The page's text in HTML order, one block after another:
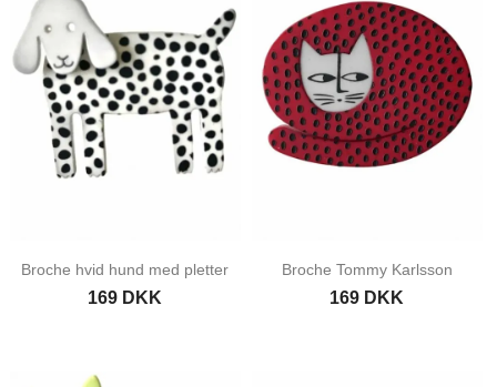
Broche hvid hund med pletter
169 DKK
Broche Tommy Karlsson
169 DKK